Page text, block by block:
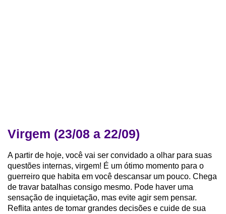
Virgem (23/08 a 22/09)
A partir de hoje, você vai ser convidado a olhar para suas
questões internas, virgem! É um ótimo momento para o
guerreiro que habita em você descansar um pouco. Chega
de travar batalhas consigo mesmo. Pode haver uma
sensação de inquietação, mas evite agir sem pensar.
Reflita antes de tomar grandes decisões e cuide de sua